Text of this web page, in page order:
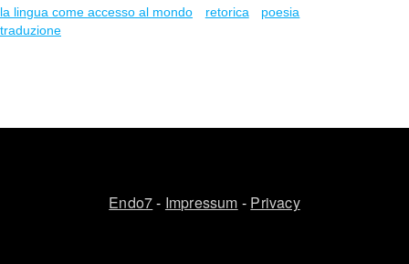
la lingua come accesso al mondo retorica
poesia
traduzione
Endo7- Impressum - Privacy